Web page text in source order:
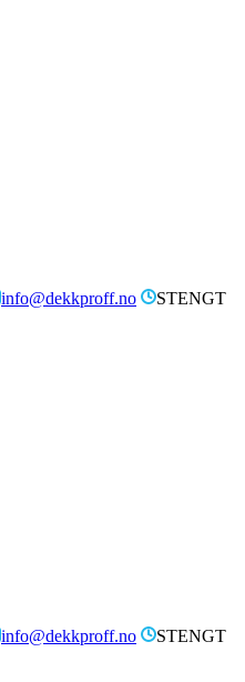
info@dekkproff.no
STENGT
info@dekkproff.no
STENGT